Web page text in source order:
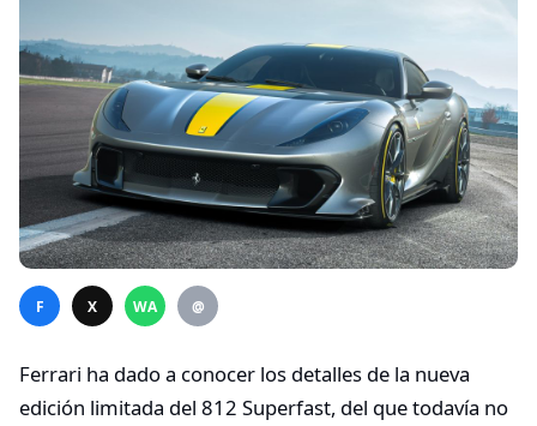
F X WA @
Ferrari ha dado a conocer los detalles de la nueva
edición limitada del 812 Superfast, del que todavía no